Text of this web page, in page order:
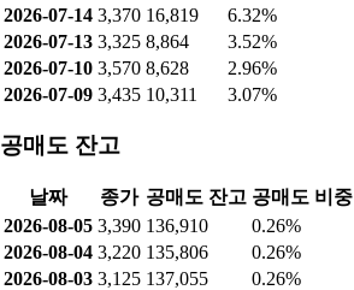
2026-07-14 3,370 16,819
6.32%
2026-07-13 3,325 8,864
3.52%
2026-07-10 3,570 8,628
2.96%
2026-07-09 3,435 10,311 3.07%
공매도 잔고
날짜 종가 공매도 잔고 공매도 비중
2026-08-05 3,390 136,910
0.26%
2026-08-04 3,220 135,806
0.26%
2026-08-03 3,125 137,055
0.26%